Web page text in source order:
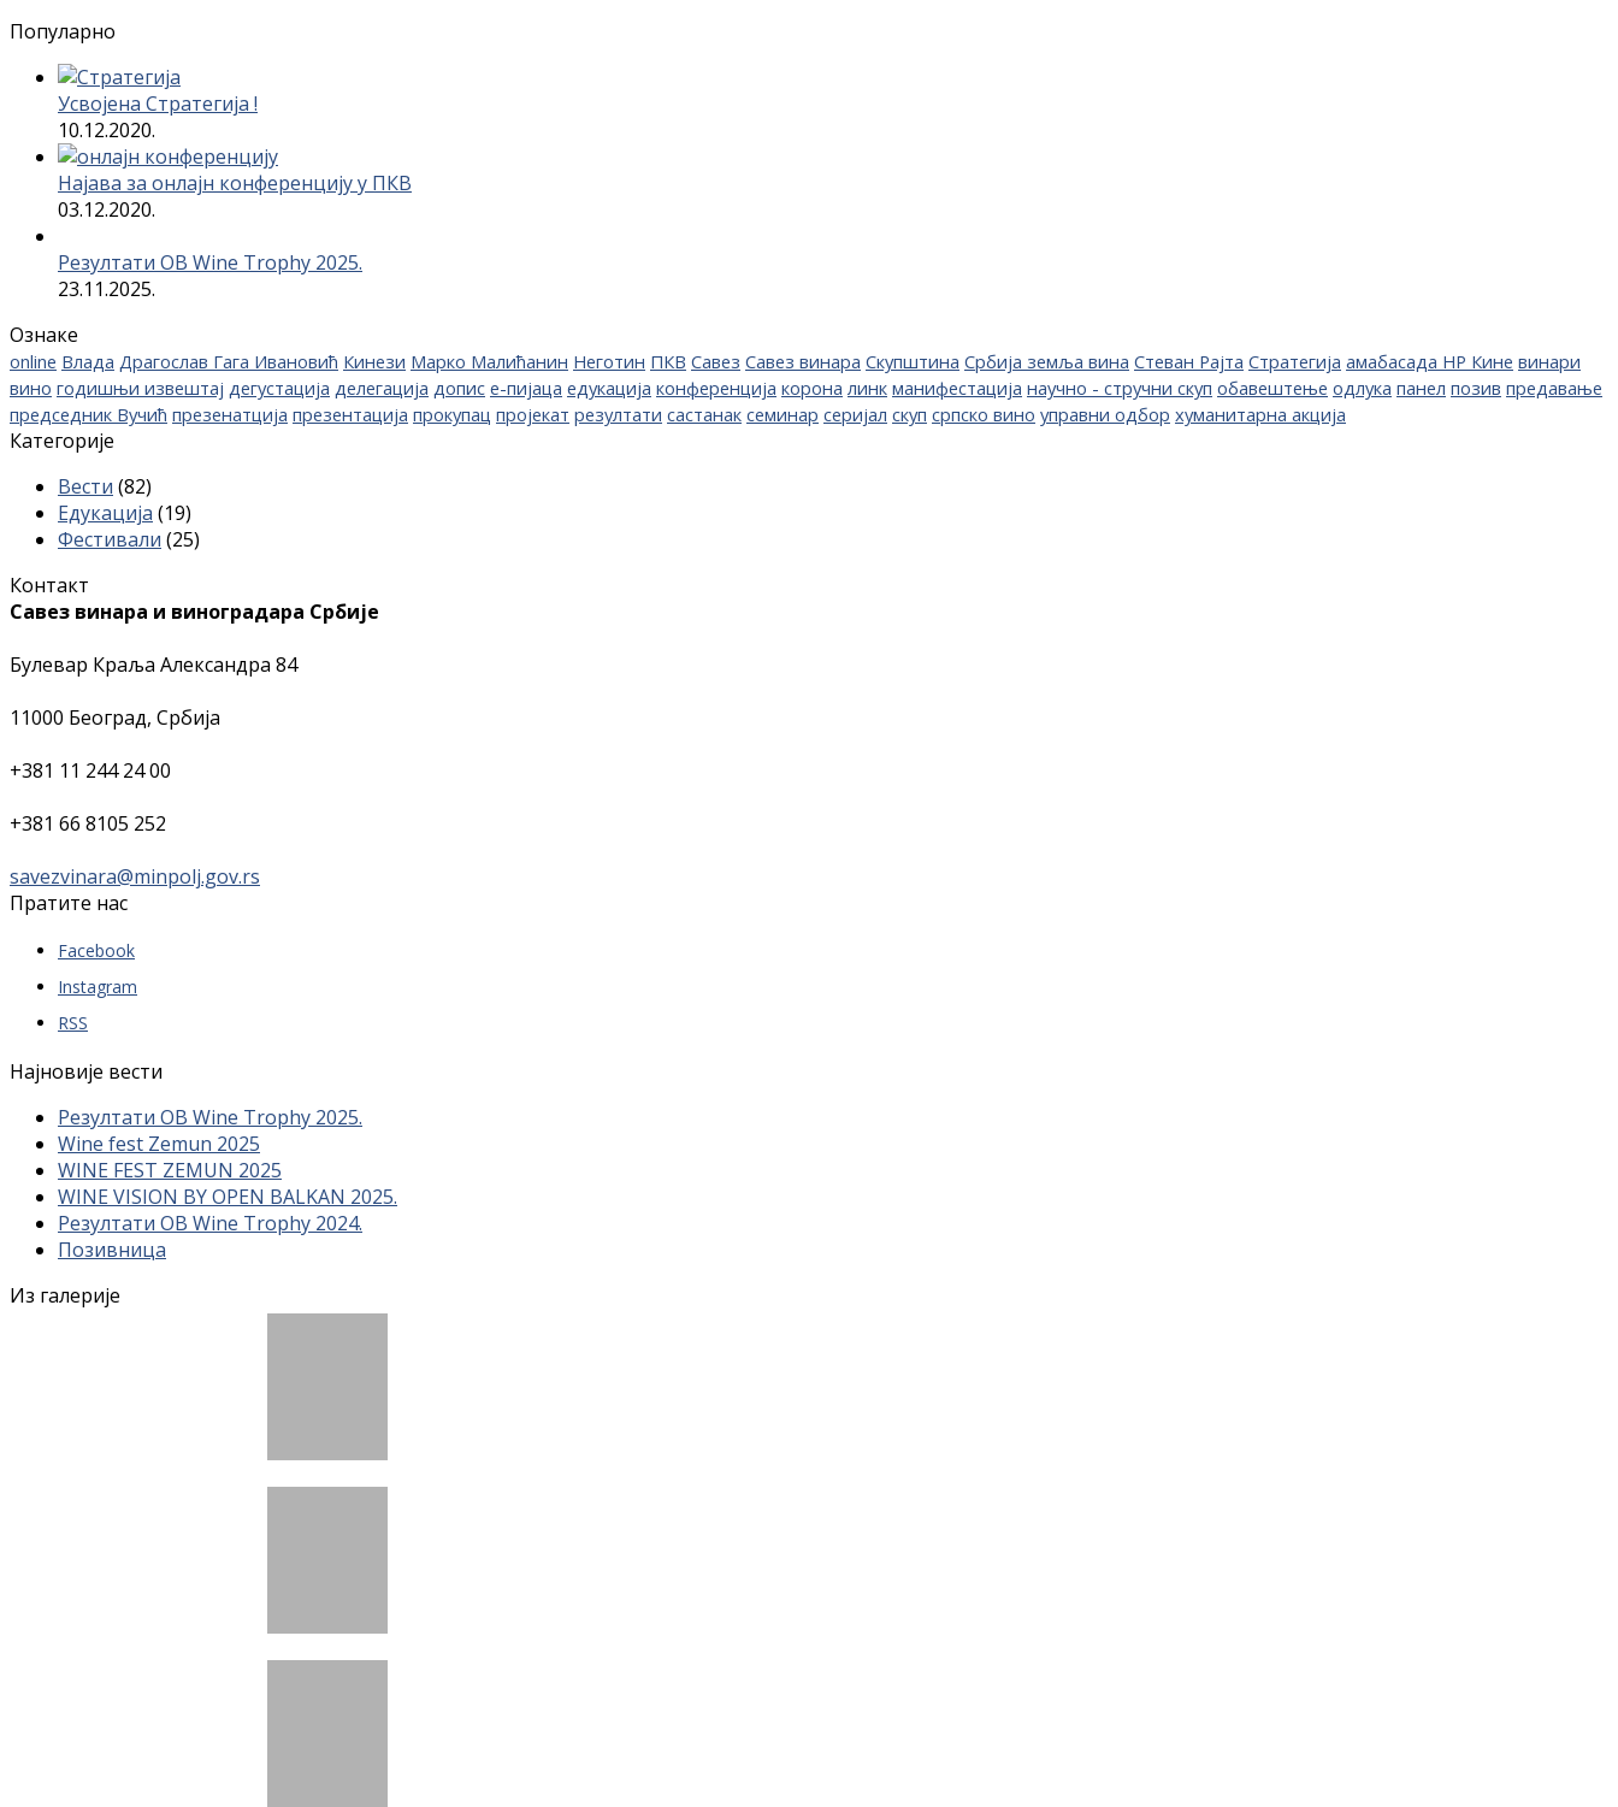
Популарно
Усвојена Стратегија !
10.12.2020.
Најава за онлајн конференцију у ПКВ
03.12.2020.
Резултати OB Wine Trophy 2025.
23.11.2025.
Ознаке
online Влада Драгослав Гага Ивановић Кинези Марко Малићанин Неготин ПКВ Савез Савез винара Скупштина Србија земља вина Стеван Рајта Стратегија амабасада НР Кине винари
вино годишњи извештај дегустација делегација допис е-пијаца едукација конференција корона линк манифестација научно - стручни скуп обавештење одлука панел позив предавање
председник Вучић презенатција презентација прокупац пројекат резултати састанак семинар серијал скуп српско вино управни одбор хуманитарна акција
Категорије
Вести (82)
Едукација (19)
Фестивали (25)
Контакт
Савез винара и виноградара Србије
Булевар Краља Александра 84
11000 Београд, Србија
+381 11 244 24 00
+381 66 8105 252
savezvinara@minpolj.gov.rs
Пратите нас
Facebook
Instagram
RSS
Најновије вести
Резултати OB Wine Trophy 2025.
Wine fest Zemun 2025
WINE FEST ZEMUN 2025
WINE VISION BY OPEN BALKAN 2025.
Резултати OB Wine Trophy 2024.
Позивница
Из галерије